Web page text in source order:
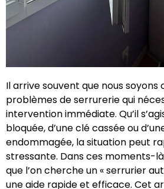
Il arrive souvent que nous
problèmes de serrurerie qui
intervention immédiate. Qu’il
bloquée, d’une clé cassée ou
endommagée, la situation peut
stressante. Dans ces moments-
que l’on cherche un « serrurier
une aide rapide et efficace. Cet